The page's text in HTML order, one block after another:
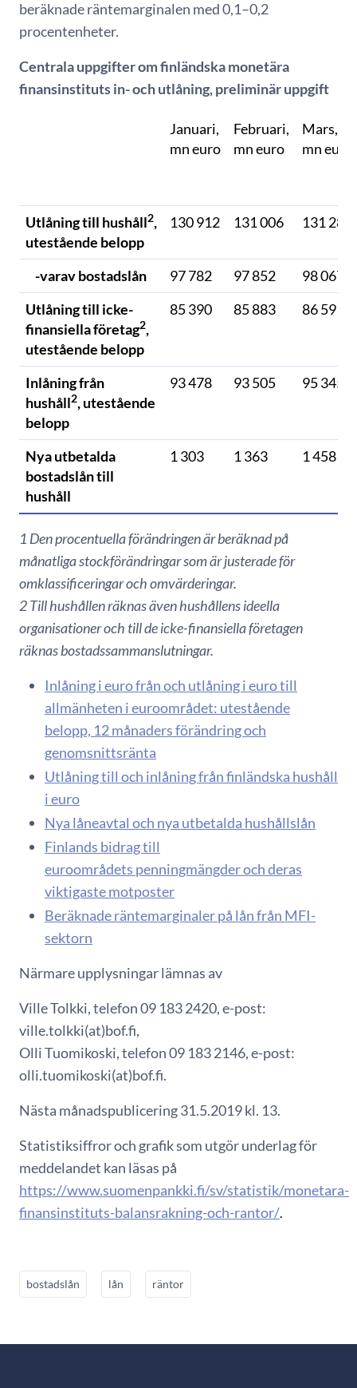
beräknade räntemarginalen med 0,1–0,2
procentenheter.
Centrala uppgifter om finländska monetära
finansinstituts in- och utlåning, preliminär uppgift
Januari,
mn euro
Februari,
mn euro
Mars,
mn euro
Utlåning till hushåll2,
utestående belopp
130 912 131 006 131 289
-varav bostadslån 97 782 97 852
98 067
Utlåning till icke-
finansiella företag2,
utestående belopp
85 390 85 883 86 591
Inlåning från
hushåll2, utestående
belopp
93 478 93 505 95 345
Nya utbetalda
bostadslån till
hushåll
1 303 1 363 1 458
1 Den procentuella förändringen är beräknad på
månatliga stockförändringar som är justerade för
omklassificeringar och omvärderingar.
2 Till hushållen räknas även hushållens ideella
organisationer och till de icke-finansiella företagen
räknas bostadssammanslutningar.
Inlåning i euro från och utlåning i euro till
allmänheten i euroområdet: utestående
belopp, 12 månaders förändring och
genomsnittsränta
Utlåning till och inlåning från finländska hushåll
i euro
Nya låneavtal och nya utbetalda hushållslån
Finlands bidrag till
euroområdets penningmängder och deras
viktigaste motposter
Beräknade räntemarginaler på lån från MFI-
sektorn
Närmare upplysningar lämnas av
Ville Tolkki, telefon 09 183 2420, e-post:
ville.tolkki(at)bof.fi,
Olli Tuomikoski, telefon 09 183 2146, e-post:
olli.tuomikoski(at)bof.fi.
Nästa månadspublicering 31.5.2019 kl. 13.
Statistiksiffror och grafik som utgör underlag för
meddelandet kan läsas på
https://www.suomenpankki.fi/sv/statistik/monetara-
finansinstituts-balansrakning-och-rantor/.
bostadslån lån räntor